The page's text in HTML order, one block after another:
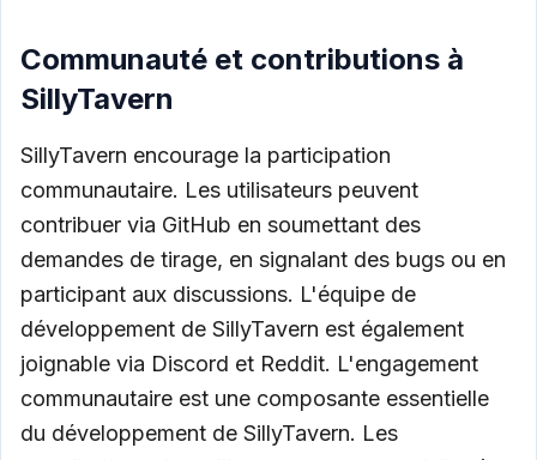
Communauté et contributions à
SillyTavern
SillyTavern encourage la participation
communautaire. Les utilisateurs peuvent
contribuer via GitHub en soumettant des
demandes de tirage, en signalant des bugs ou en
participant aux discussions. L'équipe de
développement de SillyTavern est également
joignable via Discord et Reddit. L'engagement
communautaire est une composante essentielle
du développement de SillyTavern. Les